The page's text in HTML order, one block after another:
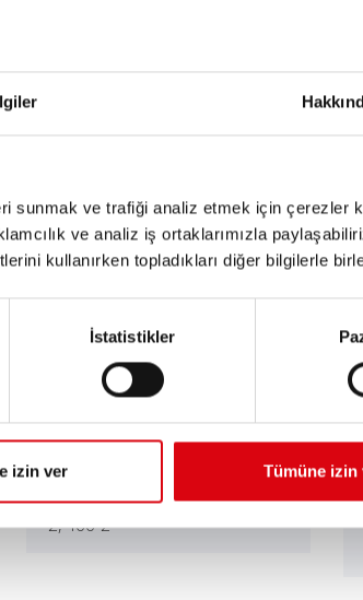
sunmak ve trafiği analiz etmek için çerezler
ve analiz iş ortaklarımızla
kullanırken topladıkları diğer bilgilerle
İstatistikler
izin ver Tümüne izin
Hydraulikbagger
PC350LC/NLC-8
Hydraulikbagger PC800/LC-8
Muldenkipper HM300-2, 350-
2, 400-2